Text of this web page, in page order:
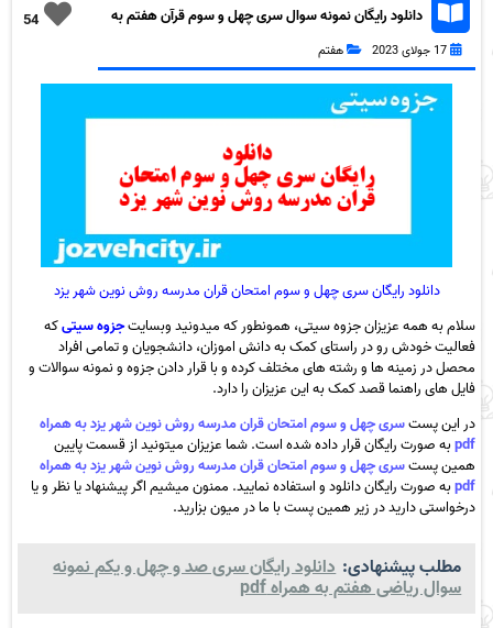
54
دانلود رایگان نمونه سوال سری چهل و سوم قرآن هفتم به
17 جولای 2023 هفتم
دانلود رایگان سری چهل و سوم امتحان قران مدرسه روش نوین شهر یزد
سلام به همه عزیزان جزوه سیتی، همونطور که میدونید وبسایتجزوه سیتیکه
فعالیت خودش رو در راستای کمک به دانش اموزان، دانشجویان و تمامی افراد
محصل در زمینه ها و رشته های مختلف کرده و با قرار دادن جزوه و نمونه سوالات و
فایل های راهنما قصد کمک به این عزیزان را دارد.
در این پستسری چهل و سوم امتحان قران مدرسه روش نوین شهر یزد به همراه
pdfبه صورت رایگان قرار داده شده است. شما عزیزان میتونید از قسمت پایین
همین پستسری چهل و سوم امتحان قران مدرسه روش نوین شهر یزد به همراه
pdfبه صورت رایگان دانلود و استفاده نمایید. ممنون میشیم اگر پیشنهاد یا نظر و یا
درخواستی دارید در زیر همین پست با ما در میون بزارید.
مطلب پیشنهادی: دانلود رایگان سری صد و چهل و یکم نمونه
سوال ریاضی هفتم به همراه pdf